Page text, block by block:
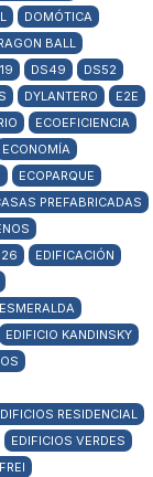
DOMÓTICA
BALL
DS49
DS52
DYLANTERO
E2E
ECOEFICIENCIA
ECONOMÍA
ECOPARQUE
PREFABRICADAS
EDIFICACIÓN
EDIFICIO KANDINSKY
RESIDENCIAL
EDIFICIOS VERDES